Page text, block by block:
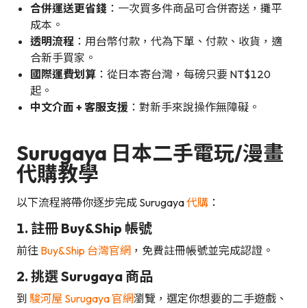
合併運送更省錢 ：一次買多件商品可合併寄送，攤平
成本。
透明流程 ：用台幣付款，代為下單、付款、收貨，適
合新手買家。
國際運費划算 ：從日本寄台灣，每磅只要 NT$120
起。
中文介面 + 客服支援 ：對新手來說操作無障礙。
Surugaya 日本二手電玩/漫畫
代購教學
以下流程將帶你逐步完成 Surugaya代購 ：
1. 註冊 Buy&Ship 帳號
前往 Buy&Ship 台灣官網 ，免費註冊帳號並完成認證。
2. 挑選 Surugaya 商品
到 駿河屋 Surugaya 官網瀏覽，選定你想要的二手遊戲、